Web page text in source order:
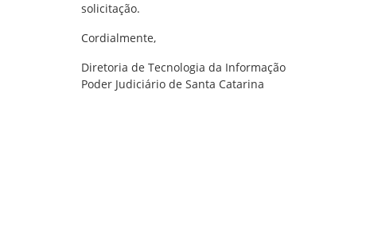
solicitação.
Cordialmente,
Diretoria de Tecnologia da Informação
Poder Judiciário de Santa Catarina